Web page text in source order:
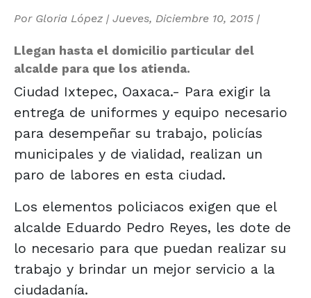
Por Gloria López | Jueves, Diciembre 10, 2015 |
Llegan hasta el domicilio particular del
alcalde para que los atienda.
Ciudad Ixtepec, Oaxaca.- Para exigir la
entrega de uniformes y equipo necesario
para desempeñar su trabajo, policías
municipales y de vialidad, realizan un
paro de labores en esta ciudad.
Los elementos policiacos exigen que el
alcalde Eduardo Pedro Reyes, les dote de
lo necesario para que puedan realizar su
trabajo y brindar un mejor servicio a la
ciudadanía.